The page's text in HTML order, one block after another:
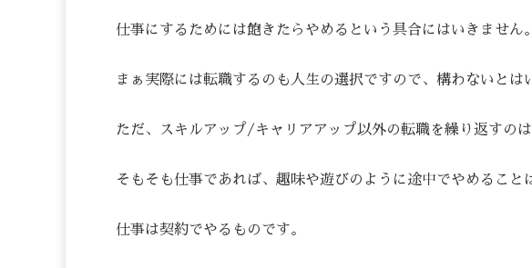
仕事にするためには飽きたらやめるという具合にはいきません。
まぁ実際には転職するのも人生の選択ですので、構わないとは
ただ、スキルアップ/キャリアアップ以外の転職を繰り返すのは
そもそも仕事であれば、趣味や遊びのように途中でやめること
仕事は契約でやるものです。